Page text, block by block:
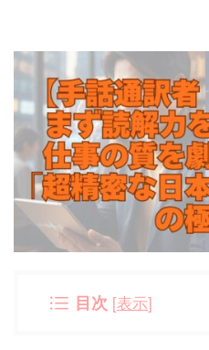
目次 [表示]